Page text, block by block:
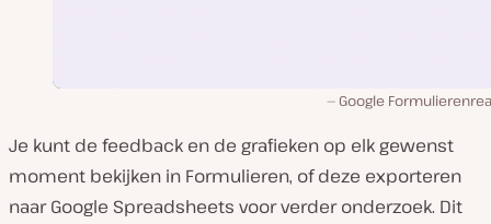
Google
Je kunt de feedback en de grafieken op elk gewenst
moment bekijken in Formulieren, of deze exporteren
naar Google Spreadsheets voor verder onderzoek. Dit